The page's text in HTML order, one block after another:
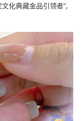
化典藏金品引领者”,